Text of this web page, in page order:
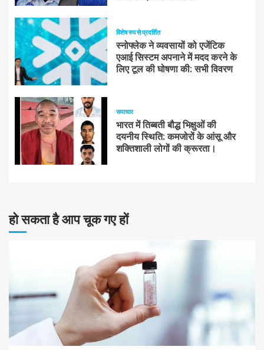
विशेष रुप से प्रदर्शित
स्नोफ्लेक ने व्यवसायों को एजेंटिक
एआई सिस्टम अपनाने में मदद करने के
लिए टूल की घोषणा की: सभी विवरण
समाचार
भारत में तिब्बती बौद्ध भिक्षुओं की
दयनीय स्थिति: कमजोरों के आंसू और
शक्तिशाली लोगों की क्रूरता।
हो सकता है आप चूक गए हों
10 न्यूनतम पढ़ा